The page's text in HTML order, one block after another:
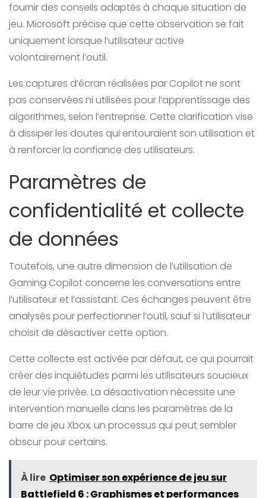
fournir des conseils adaptés à chaque situation de
jeu. Microsoft précise que cette observation se fait
uniquement lorsque l’utilisateur active
volontairement l’outil.
Les captures d’écran réalisées par Copilot ne sont
pas conservées ni utilisées pour l’apprentissage des
algorithmes, selon l’entreprise. Cette clarification vise
à dissiper les doutes qui entouraient son utilisation et
à renforcer la confiance des utilisateurs.
Paramètres de
confidentialité et collecte
de données
Toutefois, une autre dimension de l’utilisation de
Gaming Copilot concerne les conversations entre
l’utilisateur et l’assistant. Ces échanges peuvent être
analysés pour perfectionner l’outil, sauf si l’utilisateur
choisit de désactiver cette option.
Cette collecte est activée par défaut, ce qui pourrait
créer des inquiétudes parmi les utilisateurs soucieux
de leur vie privée. La désactivation nécessite une
intervention manuelle dans les paramètres de la
barre de jeu Xbox, un processus qui peut sembler
obscur pour certains.
À lire Optimiser son expérience de jeu sur
Battlefield 6 : Graphismes et performances